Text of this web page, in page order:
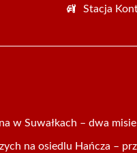
Stacja
w Suwałkach – dwa
na osiedlu Hańcza –